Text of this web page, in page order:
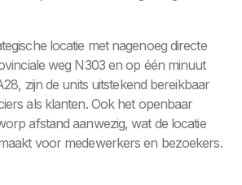
locatie met nagenoeg directe
weg N303 en op één minuut
zijn de units uitstekend bereikbaar
als klanten. Ook het openbaar
afstand aanwezig, wat de locatie
voor medewerkers en bezoekers.